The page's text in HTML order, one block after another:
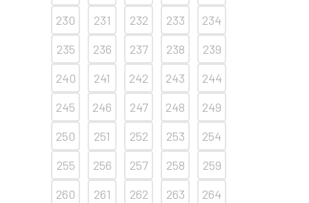
230
231 232 233
234
235
236 237 238
239
240
241 242 243
244
245
246 247 248
249
250
251 252 253
254
255
256 257 258
259
260
261 262 263
264